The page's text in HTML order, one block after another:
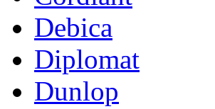
Debica
Diplomat
Dunlop